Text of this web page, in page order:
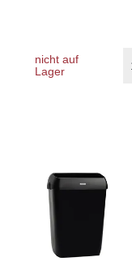
nicht auf
Lager